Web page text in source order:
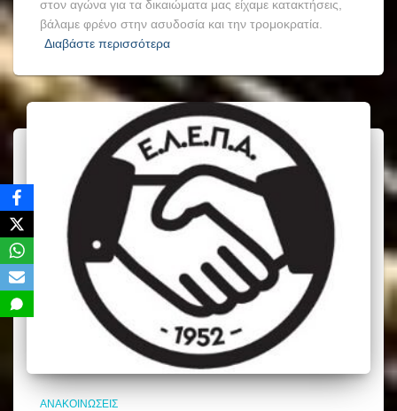
στον αγώνα για τα δικαιώματα μας είχαμε κατακτήσεις,
βάλαμε φρένο στην ασυδοσία και την τρομοκρατία.
Διαβάστε περισσότερα
ΑΝΑΚΟΙΝΏΣΕΙΣ